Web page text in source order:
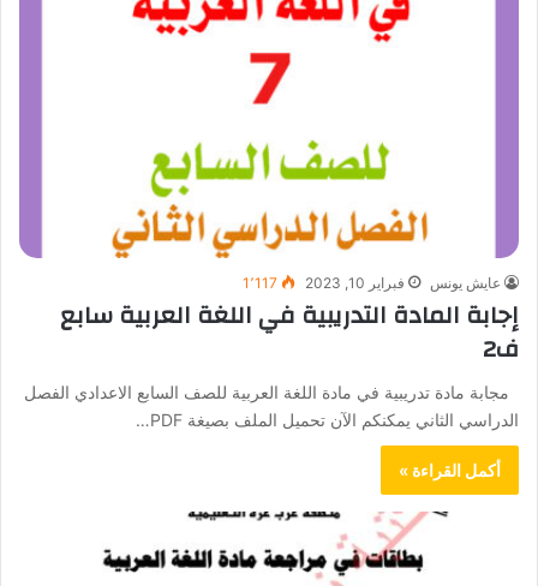
عايش يونس فبراير 10, 2023 1٬117
إجابة المادة التدريبية في اللغة العربية سابع
ف2
مجابة مادة تدريبية في مادة اللغة العربية للصف السابع الاعدادي الفصل
الدراسي الثاني يمكنكم الآن تحميل الملف بصيغة PDF…
أكمل القراءة »